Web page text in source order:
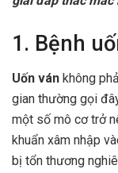
1. Bệnh
Uốn ván không
gian thường gọi
một số mô cơ trở
khuẩn xâm nhập
bị tổn thương